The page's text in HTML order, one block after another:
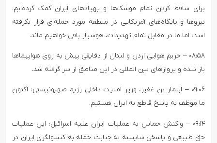
برای ساقط کردن تمام موشک‌ها و پهپادهای ایران کمک کرده‌ایم.
نیروها و پایگاه‌های آمریکایی در منطقه مورد حمله‌ای قرار نگرفته
است اما ما در مقابل تمام تهدیدات، هوشیار باقی خواهیم ماند.
۰۸:۵۸ – حریم هوایی اردن و لبنان از دقایقی پیش به روی هواپیماها
باز شده و پروازهای بین المللی در این مناطق از سر گرفته شد.
۰۹:۰۶ – ایتمار بن غفیر، وزیر امنیت داخلی رژیم صهیونیستی: اکنون
ما موظف به پاسخ قاطع به ایران هستیم.
۰۹:۱۴ – واکنش حماس به عملیات ایران علیه اسرائیل: این عملیات
حق طبیعی و پاسخی شایسته به جنایت حمله به کنسولگری ایران در